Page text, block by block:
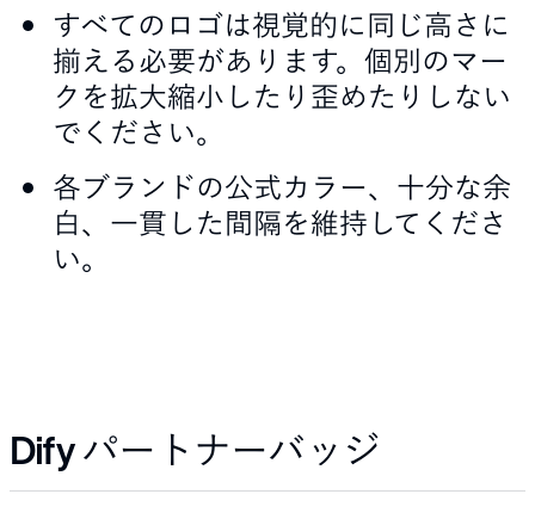
すべてのロゴは視覚的に同じ高さに
揃える必要があります。個別のマー
クを拡大縮小したり歪めたりしない
でください。
各ブランドの公式カラー、十分な余
白、一貫した間隔を維持してくださ
い。
Dify パートナーバッジ